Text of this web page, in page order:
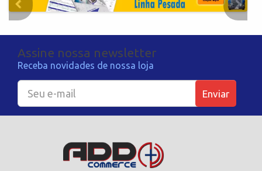
Assine nossa newsletter
Receba novidades de nossa loja
Enviar